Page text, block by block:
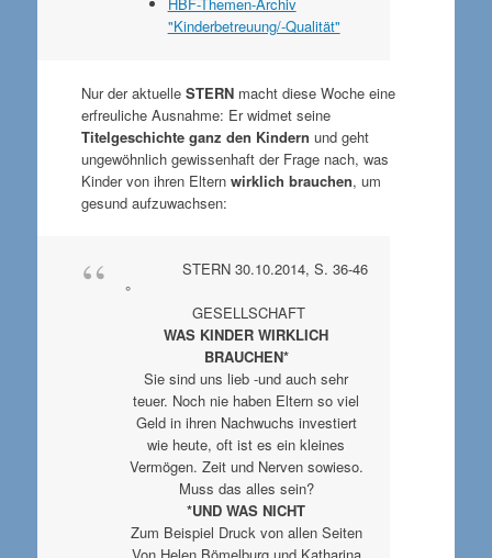
"Kinderbetreuung/-Qualität"
Nur der aktuelle STERNmacht diese Woche eine
erfreuliche Ausnahme: Er widmet seine
Titelgeschichte ganz den Kindern und geht
ungewöhnlich gewissenhaft der Frage nach, was
Kinder von ihren Eltern wirklich brauchen, um
gesund aufzuwachsen:
STERN 30.10.2014, S. 36-46
°
GESELLSCHAFT
WAS KINDER WIRKLICH
BRAUCHEN*
Sie sind uns lieb -und auch sehr
teuer. Noch nie haben Eltern so viel
Geld in ihren Nachwuchs investiert
wie heute, oft ist es ein kleines
Vermögen. Zeit und Nerven sowieso.
Muss das alles sein?
*UND WAS NICHT
Zum Beispiel Druck von allen Seiten
Von Helen Bömelburg und Katharina